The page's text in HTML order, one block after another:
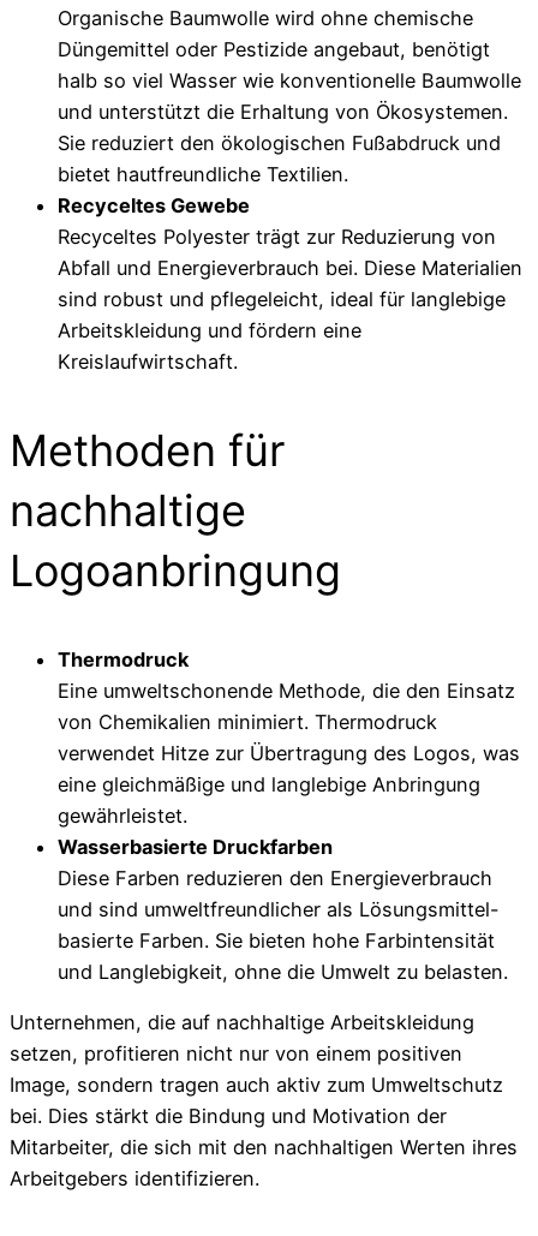
Organische Baumwolle wird ohne chemische
Düngemittel oder Pestizide angebaut, benötigt
halb so viel Wasser wie konventionelle Baumwolle
und unterstützt die Erhaltung von Ökosystemen.
Sie reduziert den ökologischen Fußabdruck und
bietet hautfreundliche Textilien.
Recyceltes Gewebe
Recyceltes Polyester trägt zur Reduzierung von
Abfall und Energieverbrauch bei. Diese Materialien
sind robust und pflegeleicht, ideal für langlebige
Arbeitskleidung und fördern eine
Kreislaufwirtschaft.
Methoden für
nachhaltige
Logoanbringung
Thermodruck
Eine umweltschonende Methode, die den Einsatz
von Chemikalien minimiert. Thermodruck
verwendet Hitze zur Übertragung des Logos, was
eine gleichmäßige und langlebige Anbringung
gewährleistet.
Wasserbasierte Druckfarben
Diese Farben reduzieren den Energieverbrauch
und sind umweltfreundlicher als Lösungsmittel-
basierte Farben. Sie bieten hohe Farbintensität
und Langlebigkeit, ohne die Umwelt zu belasten.
Unternehmen, die auf nachhaltige Arbeitskleidung
setzen, profitieren nicht nur von einem positiven
Image, sondern tragen auch aktiv zum Umweltschutz
bei. Dies stärkt die Bindung und Motivation der
Mitarbeiter, die sich mit den nachhaltigen Werten ihres
Arbeitgebers identifizieren.